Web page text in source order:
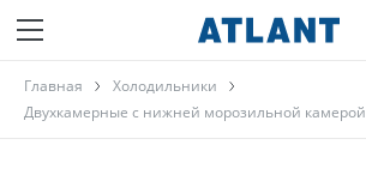
Главная
Холодильники
Двухкамерные с нижней морозильной камерой